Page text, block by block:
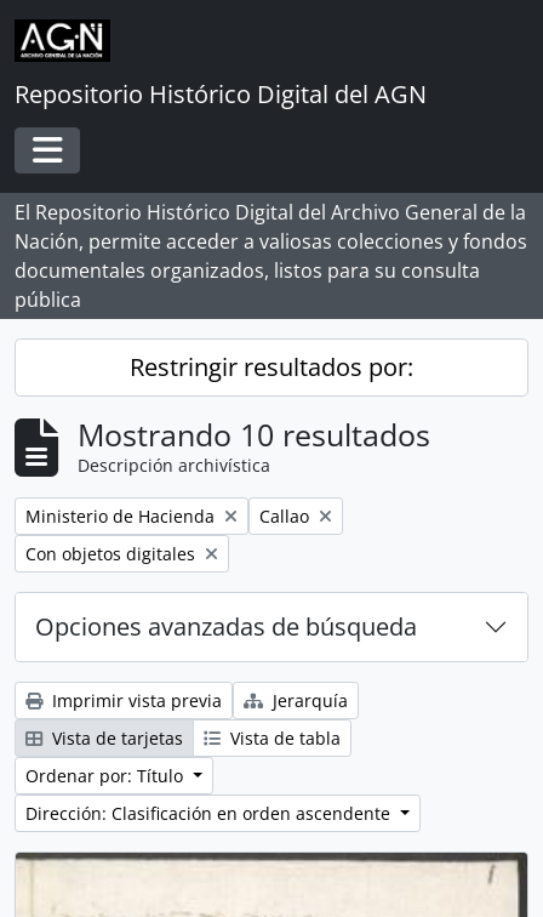
Skip to main content
Repositorio Histórico Digital del AGN
Toggle navigation
El Repositorio Histórico Digital del Archivo General de la
Nación, permite acceder a valiosas colecciones y fondos
documentales organizados, listos para su consulta
pública
Restringir resultados por:
Mostrando 10 resultados
Descripción archivística
Remove filter:
Ministerio de Hacienda Remove filter:
Callao
Remove filter:
Con objetos digitales
Opciones avanzadas de búsqueda
Imprimir vista previa
Jerarquía
Vista de tarjetas
Vista de tabla
Ordenar por: Título
Dirección: Clasificación en orden ascendente